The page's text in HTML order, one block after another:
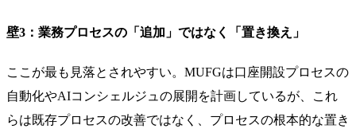
壁3：業務プロセスの「追加」ではなく「置き換え」
ここが最も見落とされやすい。MUFGは口座開設プロセスの
自動化やAIコンシェルジュの展開を計画しているが、これ
らは既存プロセスの改善ではなく、プロセスの根本的な置き